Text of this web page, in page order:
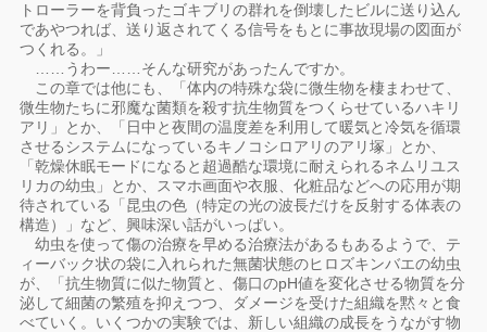
トローラーを背負ったゴキブリの群れを倒壊したビルに送り込ん
であやつれば、送り返されてくる信号をもとに事故現場の図面が
つくれる。」
……うわー……そんな研究があったんですか。
この章では他にも、「体内の特殊な袋に微生物を棲まわせて、
微生物たちに邪魔な菌類を殺す抗生物質をつくらせているハキリ
アリ」とか、「日中と夜間の温度差を利用して暖気と冷気を循環
させるシステムになっているキノコシロアリのアリ塚」とか、
「乾燥休眠モードになると超過酷な環境に耐えられるネムリユス
リカの幼虫」とか、スマホ画面や衣服、化粧品などへの応用が期
待されている「昆虫の色（特定の光の波長だけを反射する体表の
構造）」など、興味深い話がいっぱい。
幼虫を使って傷の治療を早める治療法があるもあるようで、テ
ィーバック状の袋に入れられた無菌状態のヒロズキンバエの幼虫
が、「抗生物質に似た物質と、傷口のpH値を変化させる物質を分
泌して細菌の繁殖を抑えつつ、ダメージを受けた組織を黙々と食
べていく。いくつかの実験では、新しい組織の成長をうながす物